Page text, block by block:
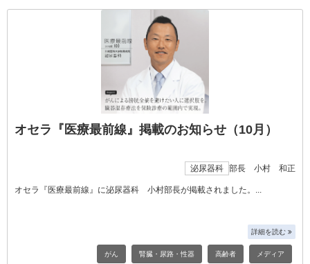
オセラ『医療最前線』掲載のお知らせ（10月）
泌尿器科 部長 小村 和正
オセラ『医療最前線』に泌尿器科 小村部長が掲載されました。
詳細を読む
がん 腎臓・尿路・性器 高齢者 メディア